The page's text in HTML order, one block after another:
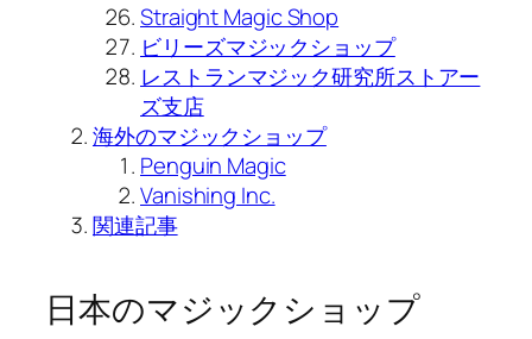
Straight Magic Shop
ビリーズマジックショップ
レストランマジック研究所ストアー
ズ支店
海外のマジックショップ
Penguin Magic
Vanishing Inc.
関連記事
日本のマジックショップ